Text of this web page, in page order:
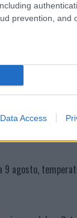
prevention, and
Data Access
provinciale 125,
strada
e solidarietà
9 agosto,